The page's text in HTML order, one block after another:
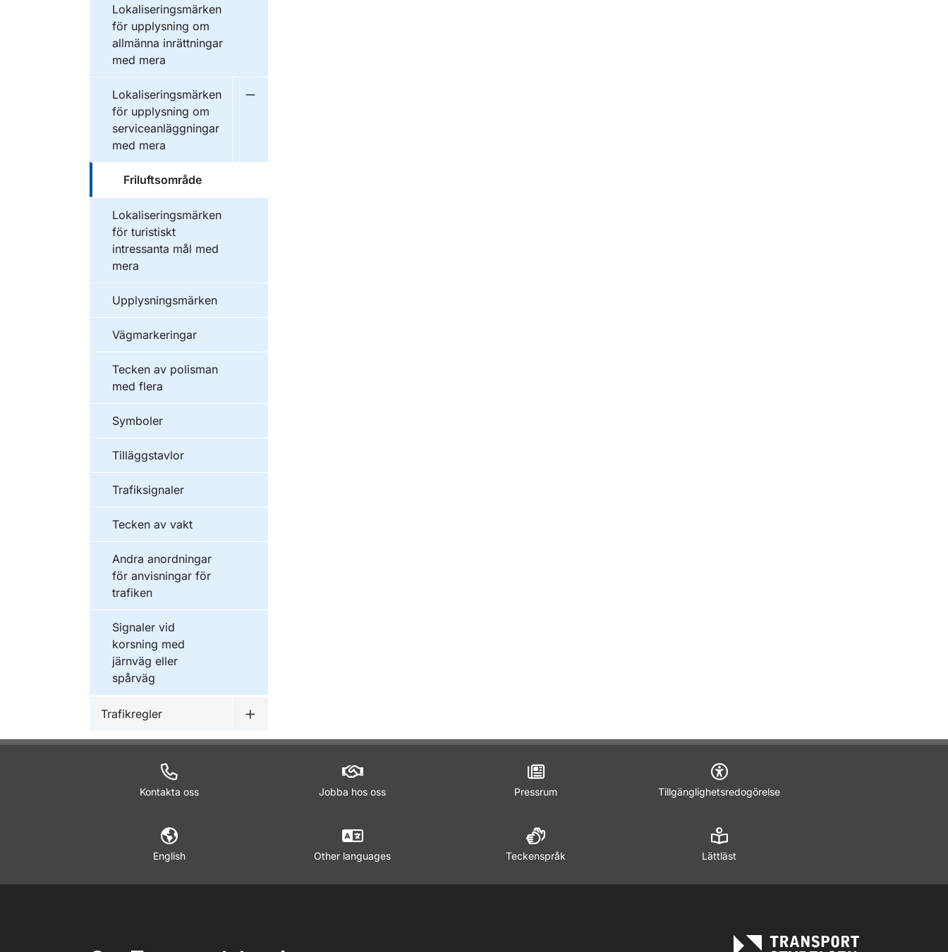
Lokaliseringsmärken
för upplysning om
allmänna inrättningar
med mera
Lokaliseringsmärken
för upplysning om
serviceanläggningar
med mera
Friluftsområde
Lokaliseringsmärken
för turistiskt
intressanta mål med
mera
Upplysningsmärken
Vägmarkeringar
Tecken av polisman
med flera
Symboler
Tilläggstavlor
Trafiksignaler
Tecken av vakt
Andra anordningar
för anvisningar för
trafiken
Signaler vid
korsning med
järnväg eller
spårväg
Trafikregler
Undermeny för Trafikregler
Kontakta oss Jobba hos oss Pressrum Tillgänglighetsredogörelse
English Other languages Teckenspråk Lättläst